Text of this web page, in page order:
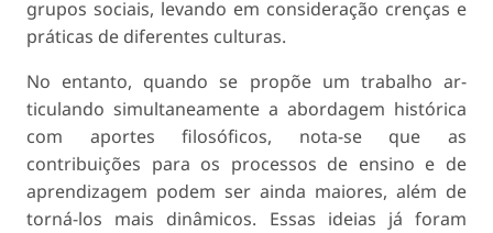
grupos sociais, levando em consideração crenças e
práticas de diferentes culturas.
No entanto, quando se propõe um trabalho ar­
ticulando simultaneamente a abordagem histórica
com aportes filosóficos, nota-se que as
contribuições para os processos de ensino e de
aprendizagem podem ser ainda maiores, além de
torná-los mais dinâmicos. Essas ideias já foram